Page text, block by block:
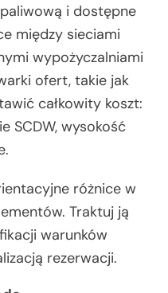
i dostępne
między sieciami
wypożyczalniami
ofert, takie jak
całkowity koszt:
SCDW, wysokość
różnice w
Traktuj ją
warunków
rezerwacji.